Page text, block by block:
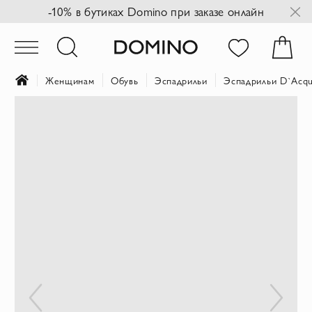
-10% в бутиках Domino при заказе онлайн
Женщинам Обувь Эспадрильи Эспадрильи